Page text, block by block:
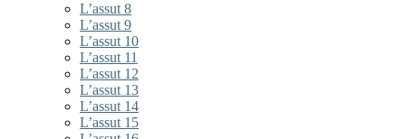
L’assut 8
L’assut 9
L’assut 10
L’assut 11
L’assut 12
L’assut 13
L’assut 14
L’assut 15